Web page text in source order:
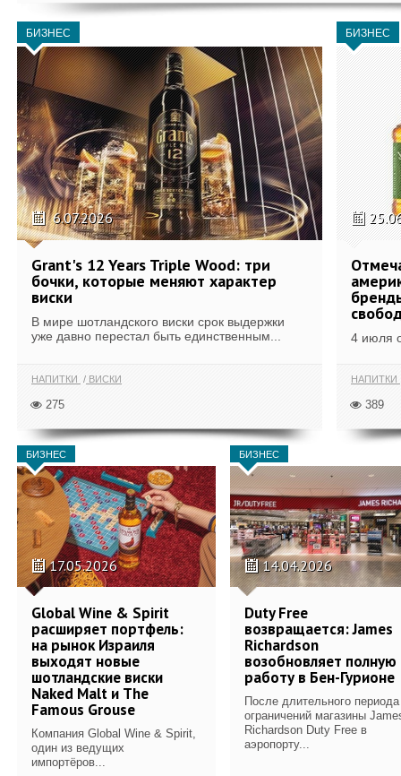
БИЗНЕС
6.07.2026
Grant's 12 Years Triple Wood: три
бочки, которые меняют характер
виски
В мире шотландского виски срок выдержки
уже давно перестал быть единственным...
НАПИТКИ ВИСКИ
275
БИЗНЕС
4 июля
НАПИТКИ
389
БИЗНЕС
17.05.2026
Global Wine & Spirit
расширяет портфель:
на рынок Израиля
выходят новые
шотландские виски
Naked Malt и The
Famous Grouse
Компания Global Wine & Spirit,
один из ведущих
импортёров...
БИЗНЕС
14.04.2026
Duty Free
возвращается: James
Richardson
возобновляет полную
работу в Бен-Гурионе
После длительного периода
ограничений магазины
Richardson Duty Free в
аэропорту...